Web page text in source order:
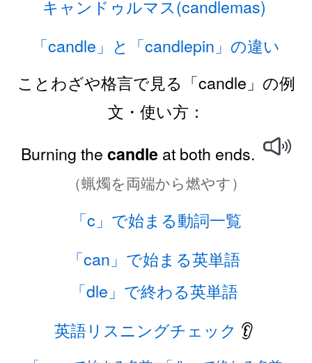
キャンドゥルマス(candlemas)
「candle」と「candlepin」の違い
ことわざや格言で見る「candle」の例
文・使い方：
Burning the candle at both ends.
（蝋燭を両端から燃やす）
「c」で始まる動詞一覧
「can」で始まる英単語
「dle」で終わる英単語
英語リスニングチェック 👂